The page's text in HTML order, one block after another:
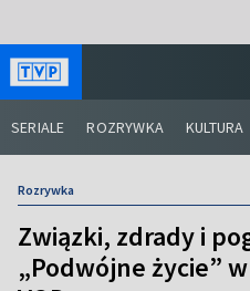
SERIALE ROZRYWKA KULTURA
Rozrywka
Związki, zdrady i
„Podwójne życie”